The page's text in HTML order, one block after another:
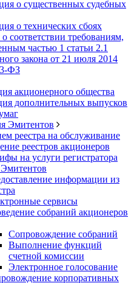
о существенных судебных
о технических сбоях
соответствии требованиям,
частью 1 статьи 2.1
закона от 21 июля 2014
ФЗ
акционерного общества
дополнительных выпусков
Эмитентов
реестра на обслуживание
реестров акционеров
на услуги регистратора
Эмитентов
информации из
сервисы
собраний акционеров
Сопровождение собраний
Выполнение функций
счетной комиссии
Электронное голосование
корпоративных